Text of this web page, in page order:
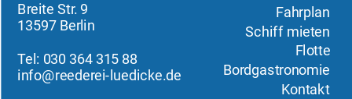
Fahrplan
Schiff mieten
Flotte
Bordgastronomie
Kontakt
Breite Str. 9
13597 Berlin
Tel: 030 364 315 88
info@reederei-luedicke.de